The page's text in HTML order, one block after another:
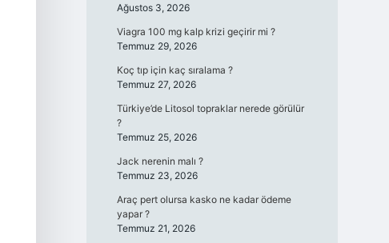
Ağustos 3, 2026
Viagra 100 mg kalp krizi geçirir mi ?
Temmuz 29, 2026
Koç tıp için kaç sıralama ?
Temmuz 27, 2026
Türkiye’de Litosol topraklar nerede görülür
?
Temmuz 25, 2026
Jack nerenin malı ?
Temmuz 23, 2026
Araç pert olursa kasko ne kadar ödeme
yapar ?
Temmuz 21, 2026